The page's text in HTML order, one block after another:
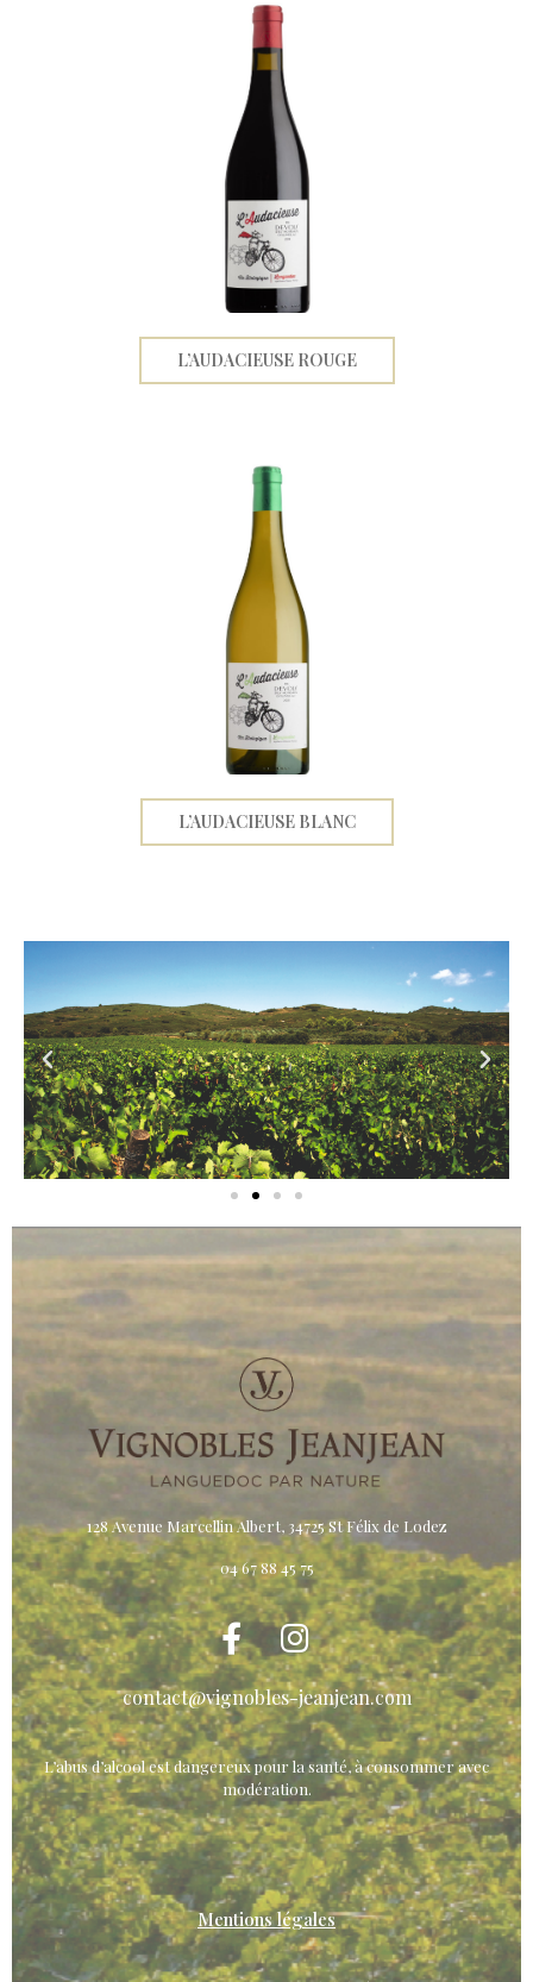
L’AUDACIEUSE ROUGE
L’AUDACIEUSE BLANC
128 Avenue Marcellin Albert, 34725 St Félix de Lodez
04 67 88 45 75
contact@vignobles-jeanjean.com
L’abus d’alcool est dangereux pour la santé, à consommer avec
modération.
Mentions légales